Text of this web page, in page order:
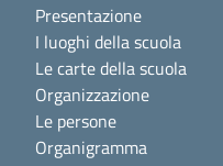
Presentazione
I luoghi della scuola
Le carte della scuola
Organizzazione
Le persone
Organigramma